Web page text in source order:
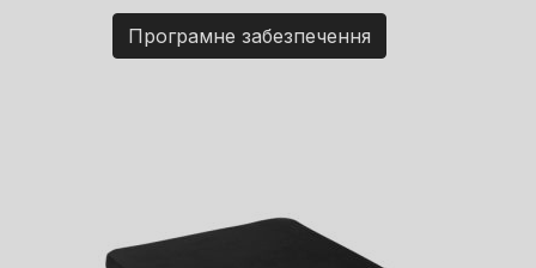
Програмне забезпечення